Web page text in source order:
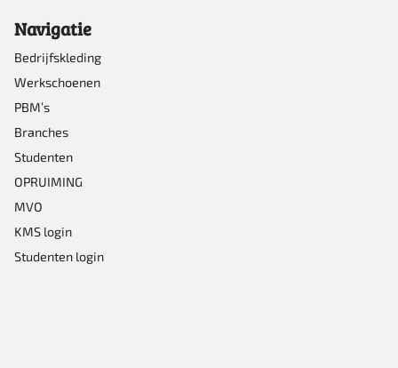
worden
op
de
productpagina
Navigatie
Bedrijfskleding
Werkschoenen
PBM’s
Branches
Studenten
OPRUIMING
MVO
KMS login
Studenten login